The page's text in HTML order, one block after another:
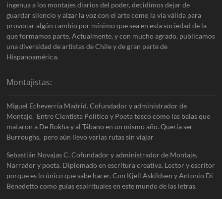
ingenua a los montajes diarios del poder, decidimos dejar de
guardar silencio y alzar la voz con el arte como la vía válida para
provocar algún cambio por mínimo que sea en esta sociedad de la
que formamos parte. Actualmente, y con mucho agrado, publicamos
una diversidad de artistas de Chile y de gran parte de
Hispanoamérica.
Montajistas:
Miguel Echeverría Madrid. Cofundador y administrador de
Montaje. Entre Cientista Político y Poeta tosco como las balas que
mataron a De Rokha y al Tábano en un mismo año. Quería ser
Burroughs, pero aún llevo varias rutas sin viajar
Sebastián Novajas C. Cofundador y administrador de Montaje.
Narrador y poeta. Diplomado en escritura creativa. Lector y escritor
porque es lo único que sabe hacer. Con Kjell Askildsen y Antonio Di
Benedetto como guías espirituales en este mundo de las letras.